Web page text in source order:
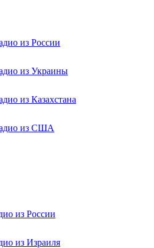
из России
из Украины
из Казахстана
из США
из России
из Израиля